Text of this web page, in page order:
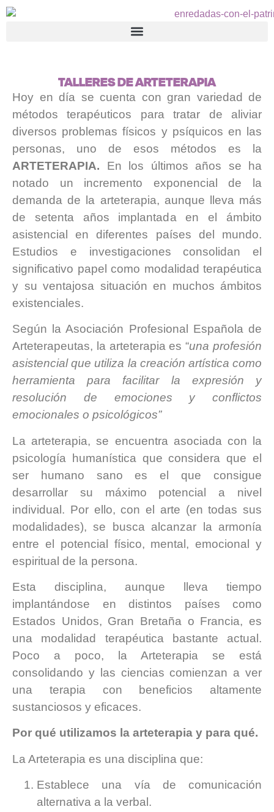
TALLERES DE ARTETERAPIA
Hoy en día se cuenta con gran variedad de
métodos terapéuticos para tratar de aliviar
diversos problemas físicos y psíquicos en las
personas, uno de esos métodos es la
ARTETERAPIA. En los últimos años se ha
notado un incremento exponencial de la
demanda de la arteterapia, aunque lleva más
de setenta años implantada en el ámbito
asistencial en diferentes países del mundo.
Estudios e investigaciones consolidan el
significativo papel como modalidad terapéutica
y su ventajosa situación en muchos ámbitos
existenciales.
Según la Asociación Profesional Española de
Arteterapeutas, la arteterapia es “una profesión
asistencial que utiliza la creación artística como
herramienta para facilitar la expresión y
resolución de emociones y conflictos
emocionales o psicológicos”
La arteterapia, se encuentra asociada con la
psicología humanística que considera que el
ser humano sano es el que consigue
desarrollar su máximo potencial a nivel
individual. Por ello, con el arte (en todas sus
modalidades), se busca alcanzar la armonía
entre el potencial físico, mental, emocional y
espiritual de la persona.
Esta disciplina, aunque lleva tiempo
implantándose en distintos países como
Estados Unidos, Gran Bretaña o Francia, es
una modalidad terapéutica bastante actual.
Poco a poco, la Arteterapia se está
consolidando y las ciencias comienzan a ver
una terapia con beneficios altamente
sustanciosos y eficaces.
Por qué utilizamos la arteterapia y para qué.
La Arteterapia es una disciplina que:
Establece una vía de comunicación
alternativa a la verbal.